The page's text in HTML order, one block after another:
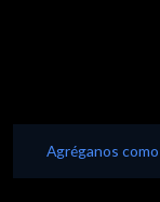
Agréganos